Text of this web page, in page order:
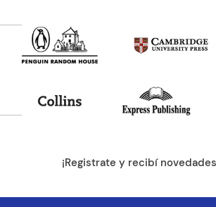
Tu nombre
Tu ubicación
¡Registrate y recibí